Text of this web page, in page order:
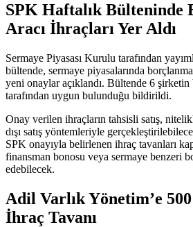
SPK Haftalık Bülteninde
Aracı İhraçları Yer Aldı
Sermaye Piyasası Kurulu tarafından
bültende, sermaye piyasalarında
yeni onaylar açıklandı. Bültende 6
tarafından uygun bulunduğu bildirildi.
Onay verilen ihraçların tahsisli satış,
dışı satış yöntemleriyle
SPK onayıyla belirlenen ihraç tavanları
finansman bonosu veya sermaye benzeri
edebilecek.
Adil Varlık Yönetim’e
İhraç Tavanı